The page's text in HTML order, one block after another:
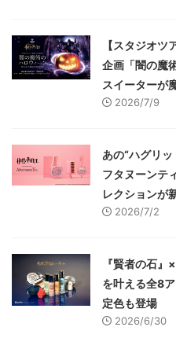
【スタジオ
企画「闇の魔
スイーターが
2026/7/9
あの“ハグリ
フタヌーンテ
レクションが
2026/7/2
『賢者の石
を叶える全8
定色も登場
2026/6/30